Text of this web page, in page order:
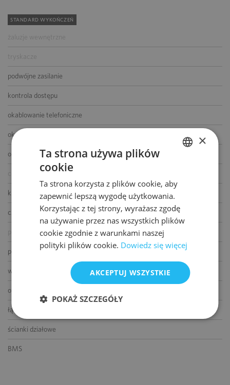
STANDARD WYKOŃCZEŃ
żaluzje wewnętrzne
podwójne zasilanie
kontrola dostępu
okablowanie telefoniczne
okablowanie komputerowe
okablowanie elektryczne
centrala telefoniczna
klimatyzacja
czujniki dymu i ciepła
podnoszone podłogi
podwieszane sufity
wykładziny
otwierane okna
łącze światłowodowe
ścianki działowe
BMS
ENGLISH
×
Ta strona używa plików
cookie
Ta strona korzysta z plików cookie, aby
zapewnić lepszą wygodę użytkowania.
Korzystając z tej strony, wyrażasz zgodę
na używanie przez nas wszystkich plików
cookie zgodnie z warunkami naszej
polityki plików cookie. Dowiedz się więcej
AKCEPTUJ WSZYSTKIE
POKAŻ SZCZEGÓŁY